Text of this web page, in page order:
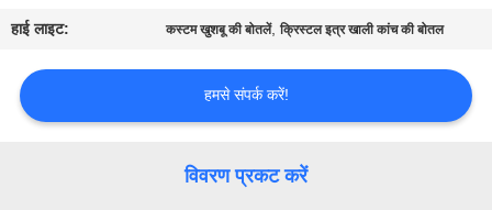
गुणवत्ता
हमसे
हाई लाइट: कस्टम खुशबू की बोतलें,क्रिस्टल इत्र खाली कांच की बोतल
हमसे संपर्क करें!
विवरण प्रकट करें